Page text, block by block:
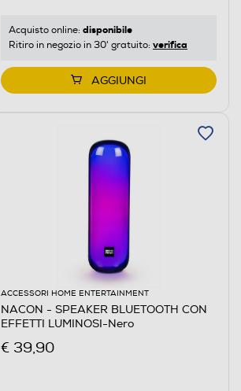
Acquisto online: disponibile
Ritiro in negozio in 30' gratuito: verifica
AGGIUNGI
ACCESSORI HOME ENTERTAINMENT
NACON - SPEAKER BLUETOOTH CON
EFFETTI LUMINOSI-Nero
€ 39,90